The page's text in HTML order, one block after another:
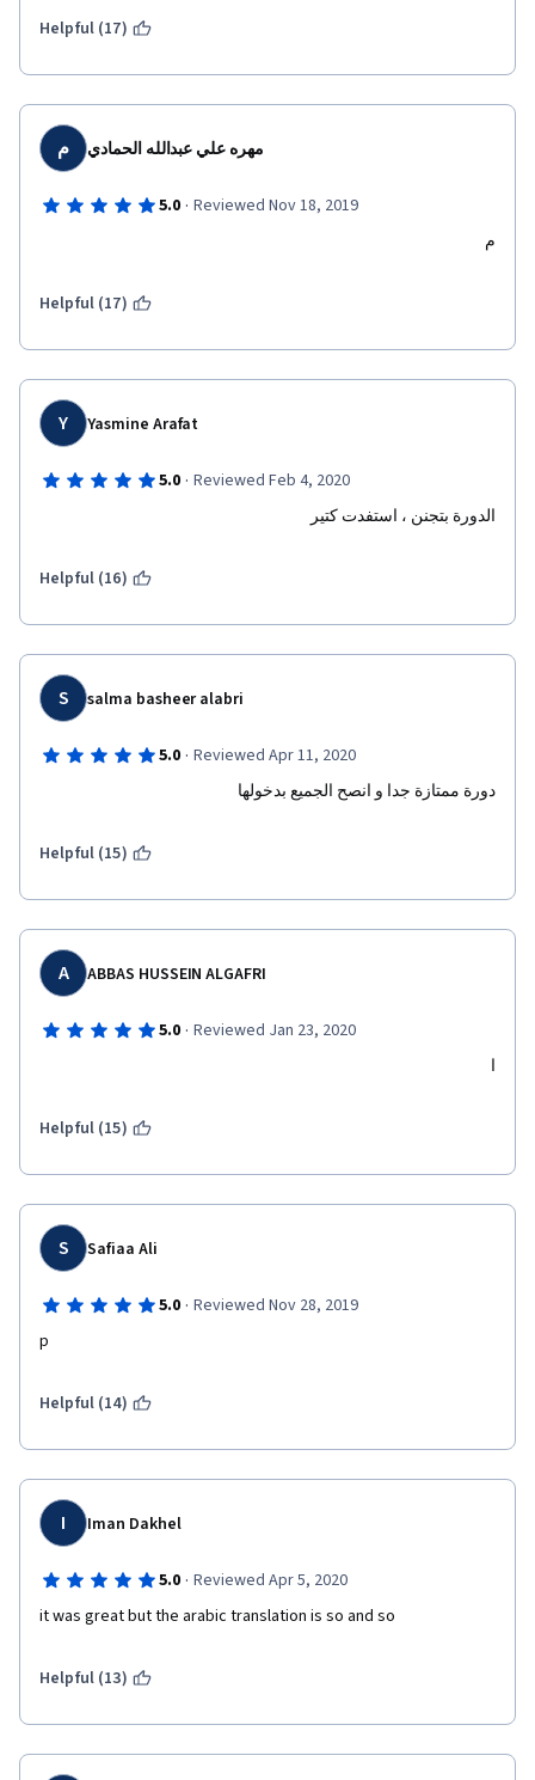
Helpful (17)
م مهره علي عبدالله الحمادي
5.0 · Reviewed Nov 18, 2019
م
Helpful (17)
Y Yasmine Arafat
5.0 · Reviewed Feb 4, 2020
الدورة بتجنن ، استفدت كتير
Helpful (16)
S salma basheer alabri
5.0 · Reviewed Apr 11, 2020
دورة ممتازة جدا و انصح الجميع بدخولها
Helpful (15)
A ABBAS HUSSEIN ALGAFRI
5.0 · Reviewed Jan 23, 2020
ا
Helpful (15)
S Safiaa Ali
5.0 · Reviewed Nov 28, 2019
p
Helpful (14)
I Iman Dakhel
5.0 · Reviewed Apr 5, 2020
it was great but the arabic translation is so and so
Helpful (13)